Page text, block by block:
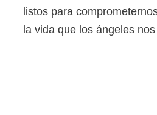
listos para
la vida que los ángeles